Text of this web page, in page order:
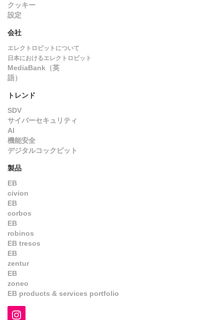
クッキー
設定
会社
エレクトロビットについて
日本におけるエレクトロビット
MediaBank（英
語）
トレンド
SDV
サイバーセキュリティ
AI
機能安全
デジタルコックピット
製品
EB
civion
EB
corbos
EB
robinos
EB tresos
EB
zentur
EB
zoneo
EB products & services portfolio